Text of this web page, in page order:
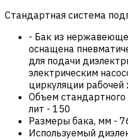
Стандартная система
- Бак из
оснащена
для подачи
электрическим
циркуляции
Объем стандартного
лит - 150
Размеры бака, мм -
Используемый